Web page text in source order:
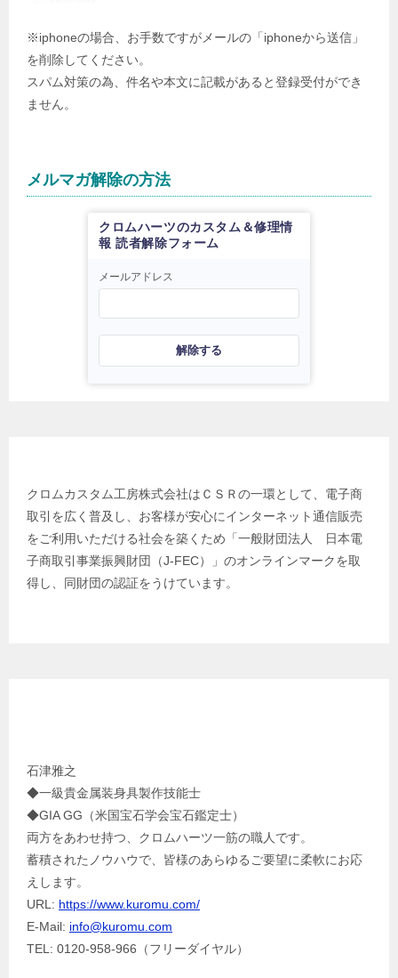
※iphoneの場合、お手数ですがメールの「iphoneから送信」
を削除してください。
スパム対策の為、件名や本文に記載があると登録受付ができ
ません。
メルマガ解除の方法
クロムハーツのカスタム＆修理情
報 読者解除フォーム
メールアドレス
解除する
クロムカスタム工房株式会社はＣＳＲの一環として、電子商
取引を広く普及し、お客様が安心にインターネット通信販売
をご利用いただける社会を築くため「一般財団法人 日本電
子商取引事業振興財団（J-FEC）」のオンラインマークを取
得し、同財団の認証をうけています。
石津雅之
◆一級貴金属装身具製作技能士
◆GIA GG（米国宝石学会宝石鑑定士）
両方をあわせ持つ、クロムハーツ一筋の職人です。
蓄積されたノウハウで、皆様のあらゆるご要望に柔軟にお応
えします。
URL: https://www.kuromu.com/
E-Mail: info@kuromu.com
TEL: 0120-958-966（フリーダイヤル）